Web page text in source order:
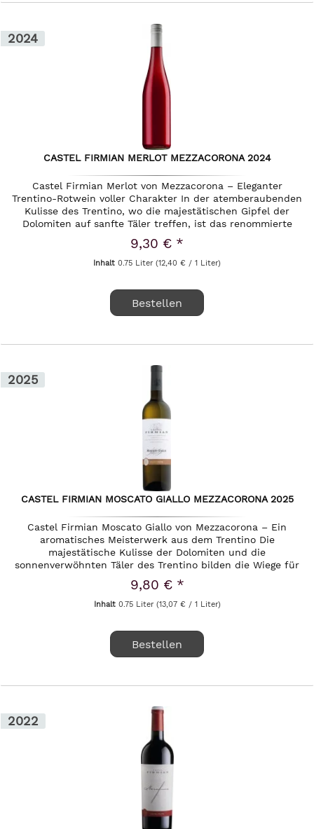
2024
CASTEL FIRMIAN MERLOT MEZZACORONA 2024
Castel Firmian Merlot von Mezzacorona – Eleganter
Trentino-Rotwein voller Charakter In der atemberaubenden
Kulisse des Trentino, wo die majestätischen Gipfel der
Dolomiten auf sanfte Täler treffen, ist das renommierte
Weingut Mezzacorona...
9,30 € *
Inhalt0.75 Liter(12,40 € / 1 Liter)
Bestellen
2025
CASTEL FIRMIAN MOSCATO GIALLO MEZZACORONA 2025
Castel Firmian Moscato Giallo von Mezzacorona – Ein
aromatisches Meisterwerk aus dem Trentino Die
majestätische Kulisse der Dolomiten und die
sonnenverwöhnten Täler des Trentino bilden die Wiege für
einen außergewöhnlichen Weißwein, der...
9,80 € *
Inhalt 0.75 Liter (13,07 € / 1 Liter)
Bestellen
2022